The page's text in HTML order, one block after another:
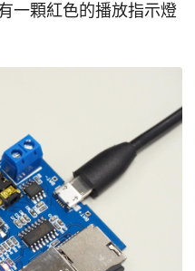
一顆紅色的播放指示燈